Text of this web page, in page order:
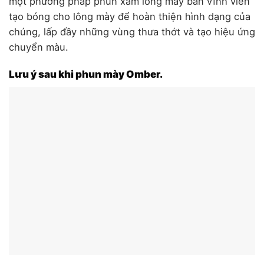
tạo bóng cho lông mày để hoàn thiện hình dạng của
chúng, lấp đầy những vùng thưa thớt và tạo hiệu ứng
chuyển màu.
Lưu ý sau khi phun mày Omber.